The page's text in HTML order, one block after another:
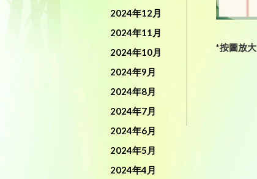
2024年12月
2024年11月
2024年10月
2024年9月
2024年8月
2024年7月
2024年6月
2024年5月
2024年4月
*按圖放大